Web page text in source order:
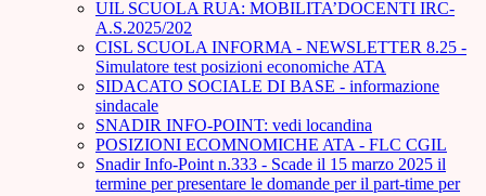
UIL SCUOLA RUA: MOBILITA’DOCENTI IRC-
A.S.2025/202
CISL SCUOLA INFORMA - NEWSLETTER 8.25 -
Simulatore test posizioni economiche ATA
SIDACATO SOCIALE DI BASE - informazione
sindacale
SNADIR INFO-POINT: vedi locandina
POSIZIONI ECOMNOMICHE ATA - FLC CGIL
Snadir Info-Point n.333 - Scade il 15 marzo 2025 il
termine per presentare le domande per il part-time per